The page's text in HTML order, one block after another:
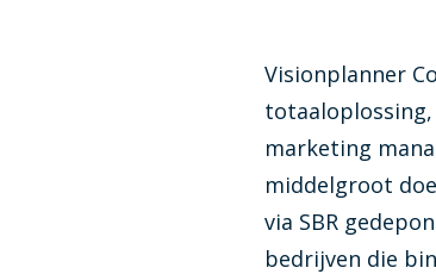
Visionplanner
totaaloplossing,
marketing
middelgroot
via SBR
bedrijven die